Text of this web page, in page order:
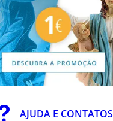
AJUDA E CONTATOS